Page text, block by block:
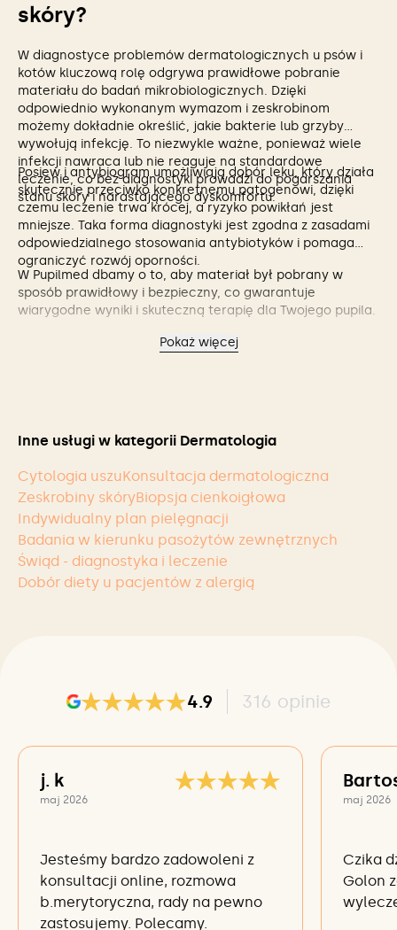
skóry?
W diagnostyce problemów dermatologicznych u psów i
kotów kluczową rolę odgrywa prawidłowe pobranie
materiału do badań mikrobiologicznych. Dzięki
odpowiednio wykonanym wymazom i zeskrobinom
możemy dokładnie określić, jakie bakterie lub grzyby
wywołują infekcję. To niezwykle ważne, ponieważ wiele
infekcji nawraca lub nie reaguje na standardowe
leczenie, co bez diagnostyki prowadzi do pogarszania
stanu skóry i narastającego dyskomfortu.
Posiew i antybiogram umożliwiają dobór leku, który działa
skutecznie przeciwko konkretnemu patogenowi, dzięki
czemu leczenie trwa krócej, a ryzyko powikłań jest
mniejsze. Taka forma diagnostyki jest zgodna z zasadami
odpowiedzialnego stosowania antybiotyków i pomaga
ograniczyć rozwój oporności.
W Pupilmed dbamy o to, aby materiał był pobrany w
sposób prawidłowy i bezpieczny, co gwarantuje
wiarygodne wyniki i skuteczną terapię dla Twojego pupila.
Pokaż więcej
Inne usługi w kategorii Dermatologia
Cytologia uszuKonsultacja dermatologiczna
Zeskrobiny skóryBiopsja cienkoigłowa
Indywidualny plan pielęgnacji
Badania w kierunku pasożytów zewnętrznych
Świąd - diagnostyka i leczenie
Dobór diety u pacjentów z alergią
4.9 316 opinie
j. k
maj 2026
Jesteśmy bardzo zadowoleni z
konsultacji online, rozmowa
b.merytoryczna, rady na pewno
zastosujemy. Polecamy.
maj 2026
Czika
Golon